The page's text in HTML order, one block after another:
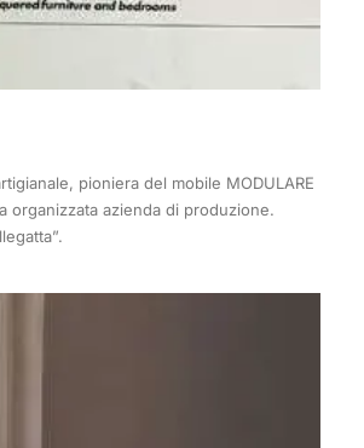
pioniera del mobile MODULARE
organizzata azienda di produzione.